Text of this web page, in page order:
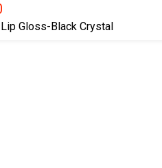
Gloss-Black Crystal